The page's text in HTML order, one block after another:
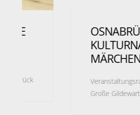
OSNABRÜCKER
KULTURNACHT –
Veranstaltungsraum Babyzeit
Große Gildewart 35, 49074